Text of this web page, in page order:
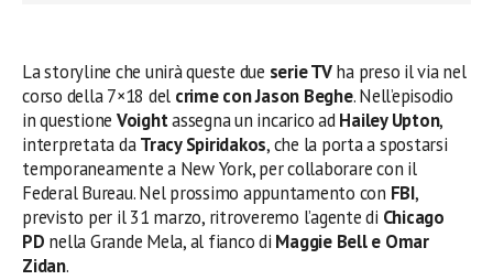
La storyline che unirà queste due serie TVha preso il via nel
corso della 7×18 del crime con Jason Beghe. Nell’episodio
in questione Voightassegna un incarico adHailey Upton,
interpretata daTracy Spiridakos, che la porta a spostarsi
temporaneamente a New York, per collaborare con il
Federal Bureau. Nel prossimo appuntamento con FBI,
previsto per il 31 marzo, ritroveremo l’agente di Chicago
PD nella Grande Mela, al fianco di Maggie Bell e Omar
Zidan.